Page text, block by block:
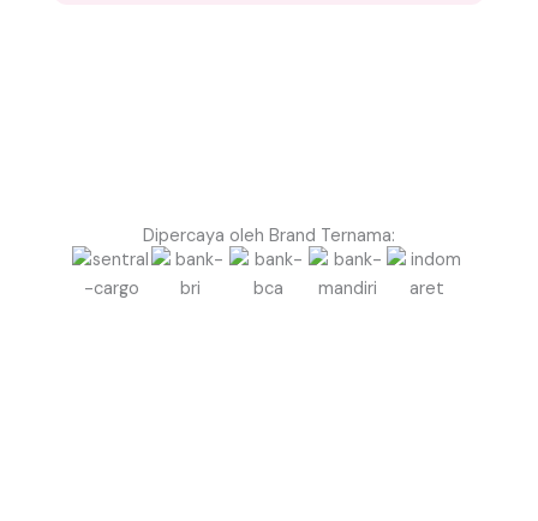
Dipercaya oleh Brand Ternama: